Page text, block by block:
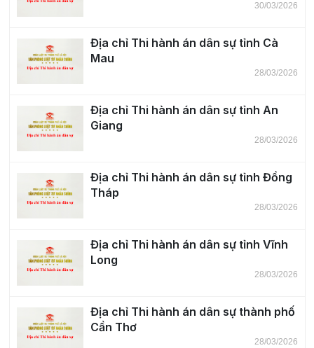
30/03/2026
Địa chỉ Thi hành án dân sự tỉnh Cà
Mau
28/03/2026
Địa chỉ Thi hành án dân sự tỉnh An
Giang
28/03/2026
Địa chỉ Thi hành án dân sự tỉnh Đồng
Tháp
28/03/2026
Địa chỉ Thi hành án dân sự tỉnh Vĩnh
Long
28/03/2026
Địa chỉ Thi hành án dân sự thành phố
Cần Thơ
28/03/2026